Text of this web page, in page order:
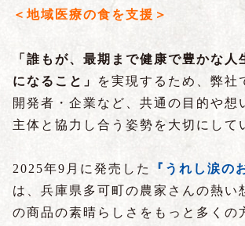
＜地域医療の食を支援＞
「誰もが、最期まで健康で豊かな人
になること」
を実現するため、弊社
開発者・企業など、共通の目的や想
主体と協力し合う姿勢を大切にして
2025年9月に発売した
『うれし涙の
は、兵庫県多可町の農家さんの熱い
の商品の素晴らしさをもっと多くの